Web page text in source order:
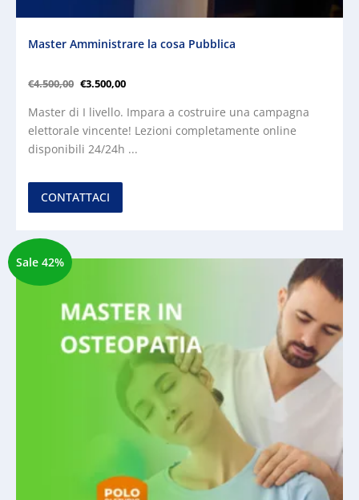
Master Amministrare la cosa Pubblica
€4.500,00 €3.500,00
Master di I livello. Impara a costruire una campagna
elettorale vincente! Lezioni completamente online
disponibili 24/24h ...
CONTATTACI
Sale 42%